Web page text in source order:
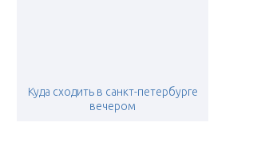
Куда сходить в санкт-петербурге
вечером